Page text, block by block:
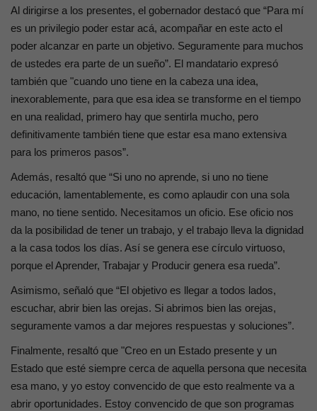
Al dirigirse a los presentes, el gobernador destacó que “Para mí
es un privilegio poder estar acá, acompañar en este acto el
poder alcanzar en parte un objetivo. Seguramente para muchos
de ustedes era parte de un sueño”. El mandatario expresó
también que "cuando uno tiene en la cabeza una idea,
inexorablemente, para que esa idea se transforme en el tiempo
en una realidad, primero hay que sentirla mucho, pero
definitivamente también tiene que estar esa mano extensiva
para los primeros pasos”.
Además, resaltó que “Si uno no aprende, si uno no tiene
educación, lamentablemente, es como aplaudir con una sola
mano, no tiene sentido. Necesitamos un oficio. Ese oficio nos
da la posibilidad de tener un trabajo, y el trabajo lleva la dignidad
a la casa todos los días. Así se genera ese círculo virtuoso,
porque el Aprender, Trabajar y Producir genera esa rueda”.
Asimismo, señaló que “El objetivo es llegar a todos lados,
escuchar, abrir bien las orejas. Si abrimos bien las orejas,
seguramente vamos a dar mejores respuestas y soluciones”.
Finalmente, resaltó que "Creo en un Estado presente y un
Estado que esté siempre cerca de aquella persona que necesita
esa mano, y yo estoy convencido de que esto realmente va a
abrir oportunidades. Estoy convencido de que son programas